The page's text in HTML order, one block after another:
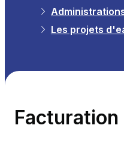
Tous les
Les projets